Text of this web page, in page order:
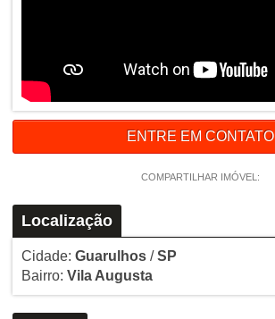
ENTRE EM CONTATO
COMPARTILHAR IMÓVEL:
Localização
Cidade: Guarulhos/SP
Bairro: Vila Augusta